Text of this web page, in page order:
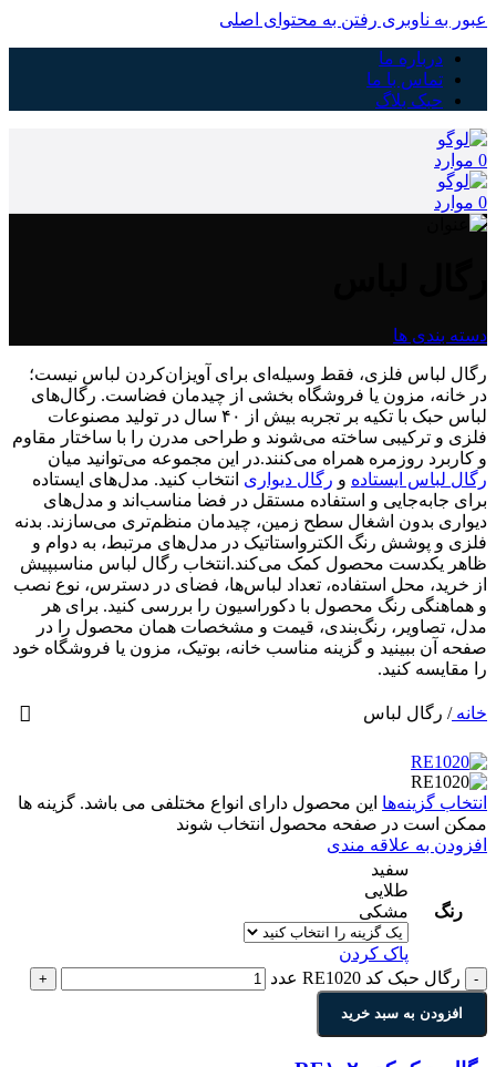
عبور به ناوبری رفتن به محتوای اصلی
درباره ما
تماس با ما
حبک بلاگ
0 موارد
0 موارد
دسته بندی ها
رگال لباس فلزی، فقط وسیله‌ای برای آویزان‌کردن لباس نیست؛
در خانه، مزون یا فروشگاه بخشی از چیدمان فضاست. رگال‌های
لباس حبک با تکیه بر تجربه بیش از ۴۰ سال در تولید مصنوعات
فلزی و ترکیبی ساخته می‌شوند و طراحی مدرن را با ساختار مقاوم
و کاربرد روزمره همراه می‌کنند.در این مجموعه می‌توانید میان
رگال لباس ایستاده و رگال دیواری انتخاب کنید. مدل‌های ایستاده
برای جابه‌جایی و استفاده مستقل در فضا مناسب‌اند و مدل‌های
دیواری بدون اشغال سطح زمین، چیدمان منظم‌تری می‌سازند. بدنه
فلزی و پوشش رنگ الکترواستاتیک در مدل‌های مرتبط، به دوام و
ظاهر یکدست محصول کمک می‌کند.انتخاب رگال لباس مناسبپیش
از خرید، محل استفاده، تعداد لباس‌ها، فضای در دسترس، نوع نصب
و هماهنگی رنگ محصول با دکوراسیون را بررسی کنید. برای هر
مدل، تصاویر، رنگ‌بندی، قیمت و مشخصات همان محصول را در
صفحه آن ببینید و گزینه مناسب خانه، بوتیک، مزون یا فروشگاه خود
را مقایسه کنید.
خانه/ رگال لباس
انتخاب گزینه‌ها این محصول دارای انواع مختلفی می باشد. گزینه ها
ممکن است در صفحه محصول انتخاب شوند
افزودن به علاقه مندی
رنگ
سفید
طلایی
مشکی
پاک کردن
- رگال حبک کد RE1020 عدد +
افزودن به سبد خرید